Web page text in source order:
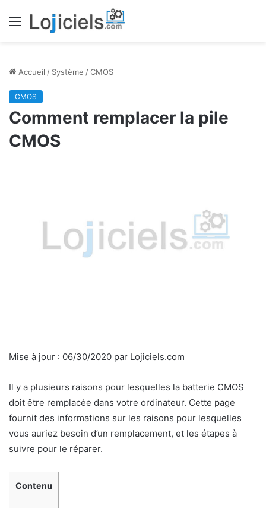
Menu
Accueil / Système /CMOS
CMOS
Comment remplacer la pile
CMOS
Mise à jour : 06/30/2020 par Lojiciels.com
Il y a plusieurs raisons pour lesquelles la batterie CMOS
doit être remplacée dans votre ordinateur. Cette page
fournit des informations sur les raisons pour lesquelles
vous auriez besoin d’un remplacement, et les étapes à
suivre pour le réparer.
Contenu